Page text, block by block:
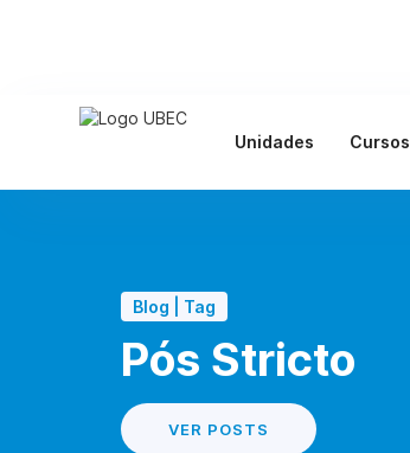
Unidades Cursos
Blog | Tag
Pós Stricto
VER POSTS